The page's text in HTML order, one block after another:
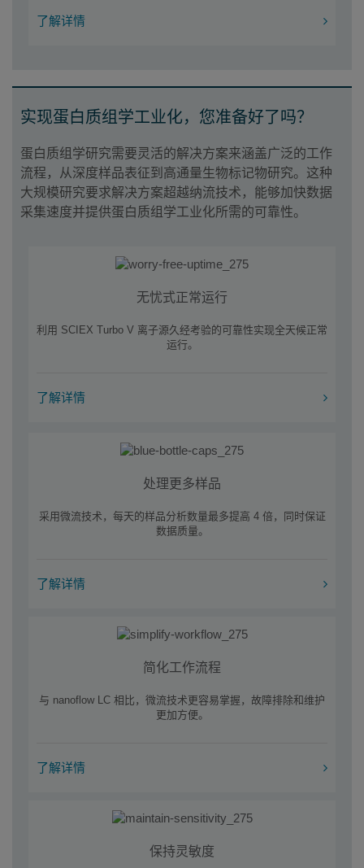
了解详情
实现蛋白质组学工业化，您准备好了吗？
蛋白质组学研究需要灵活的解决方案来涵盖广泛的工作
流程，从深度样品表征到高通量生物标记物研究。这种
大规模研究要求解决方案超越纳流技术，能够加快数据
采集速度并提供蛋白质组学工业化所需的可靠性。
无忧式正常运行
利用 SCIEX Turbo V 离子源久经考验的可靠性实现全天候正常
运行。
了解详情
处理更多样品
采用微流技术，每天的样品分析数量最多提高 4 倍，同时保证
数据质量。
了解详情
简化工作流程
与 nanoflow LC 相比，微流技术更容易掌握，故障排除和维护
更加方便。
了解详情
保持灵敏度